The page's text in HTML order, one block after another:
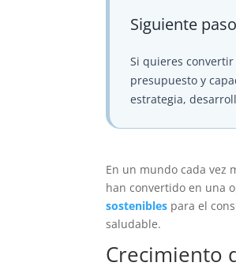
Siguiente
Si quieres
presupuesto y
estrategia,
En un mundo cada vez
han convertido en una
sostenibles para el
saludable.
Crecimiento